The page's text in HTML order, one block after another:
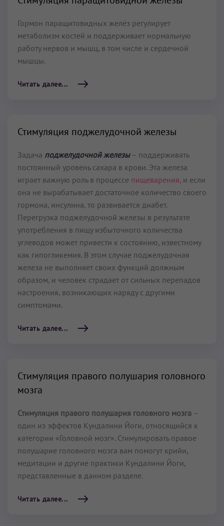
Гормон паращитовидных желёз регулирует
метаболизм костей и поддерживает нормальную
работу нервов и мышц, в том числе и сердечной
мышцы.
Читать далее...
Стимуляция поджелудочной железы
Задача поджелудочной железы– поддерживать
постоянный уровень сахара в крови. Эта железа
играет важную роль в процессе пищеварения, и если
она не вырабатывает достаточное количество своего
гормона, инсулина, то развивается диабет.
Перегрузка поджелудочной железы в результате
употребления в пищу избыточного количества
углеводов может привести к состоянию, известному
как гипогликемия. В этом случае поджелудочная
железа не выполняет своих функций должным
образом, и человек страдает от сильных перепадов
настроения, возникающих наряду с другими
симптомами.
Читать далее...
Стимуляция правого полушария головного
мозга
Стимуляция правого полушария головного мозга –
один из эффектов Кундалини Йоги, относящийся к
категории «Головной мозг». Стимулировать правое
полушарие головного мозга вам помогут крийи,
медитации и другие практики Кундалини Йоги,
представленные в данном разделе.
Читать далее...